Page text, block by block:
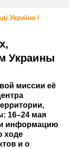
України /
Украины
миссии её
16–24 мая
информацию
ходе
и о